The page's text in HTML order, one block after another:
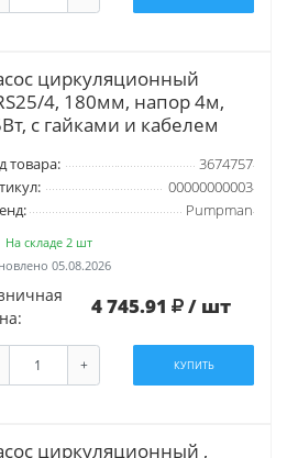
циркуляционный
4, 180мм, напор 4м,
с гайками и кабелем
товара:
3674757
00000000003
Pumpman
На складе 2 шт
05.08.2026
4 745.91 / шт
+ КУПИТЬ
циркуляционный ,